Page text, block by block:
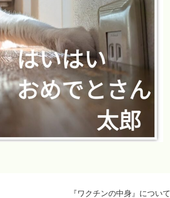
『ワクチンの中身』について